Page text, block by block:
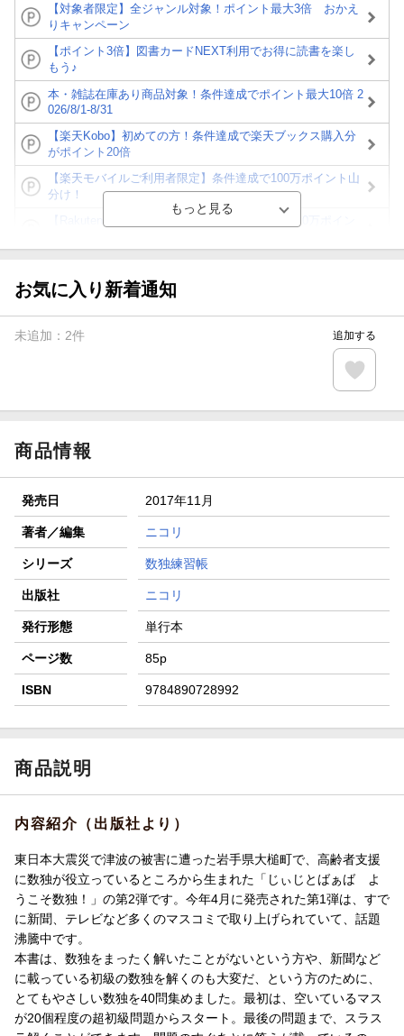
【対象者限定】全ジャンル対象！ポイント最大3倍 おかえ
りキャンペーン
【ポイント3倍】図書カードNEXT利用でお得に読書を楽し
もう♪
本・雑誌在庫あり商品対象！条件達成でポイント最大10倍 2
026/8/1-8/31
【楽天Kobo】初めての方！条件達成で楽天ブックス購入分
がポイント20倍
【楽天モバイルご利用者限定】条件達成で100万ポイント山
分け！
が当たる！
楽天モバイル紹介キャンペーンの拡散で300円OFFクーポン
条件達成で楽天限定・宝塚歌劇 宙組貸切公演ペアチケット
お気に入り新着通知
未追加： 2件 追加する
商品情報
発売日 2017年11月
著者／編集 ニコリ
シリーズ 数独練習帳
出版社 ニコリ
発行形態 単行本
ページ数 85p
ISBN 9784890728992
商品説明
内容紹介（出版社より）
東日本大震災で津波の被害に遭った岩手県大槌町で、高齢者支援
に数独が役立っているところから生まれた「じぃじとばぁば よ
うこそ数独！」の第2弾です。今年4月に発売された第1弾は、すで
に新聞、テレビなど多くのマスコミで取り上げられていて、話題
沸騰中です。
本書は、数独をまったく解いたことがないという方や、新聞など
に載っている初級の数独を解くのも大変だ、という方のために、
とてもやさしい数独を40問集めました。最初は、空いているマス
が20個程度の超初級問題からスタート。最後の問題まで、スラス